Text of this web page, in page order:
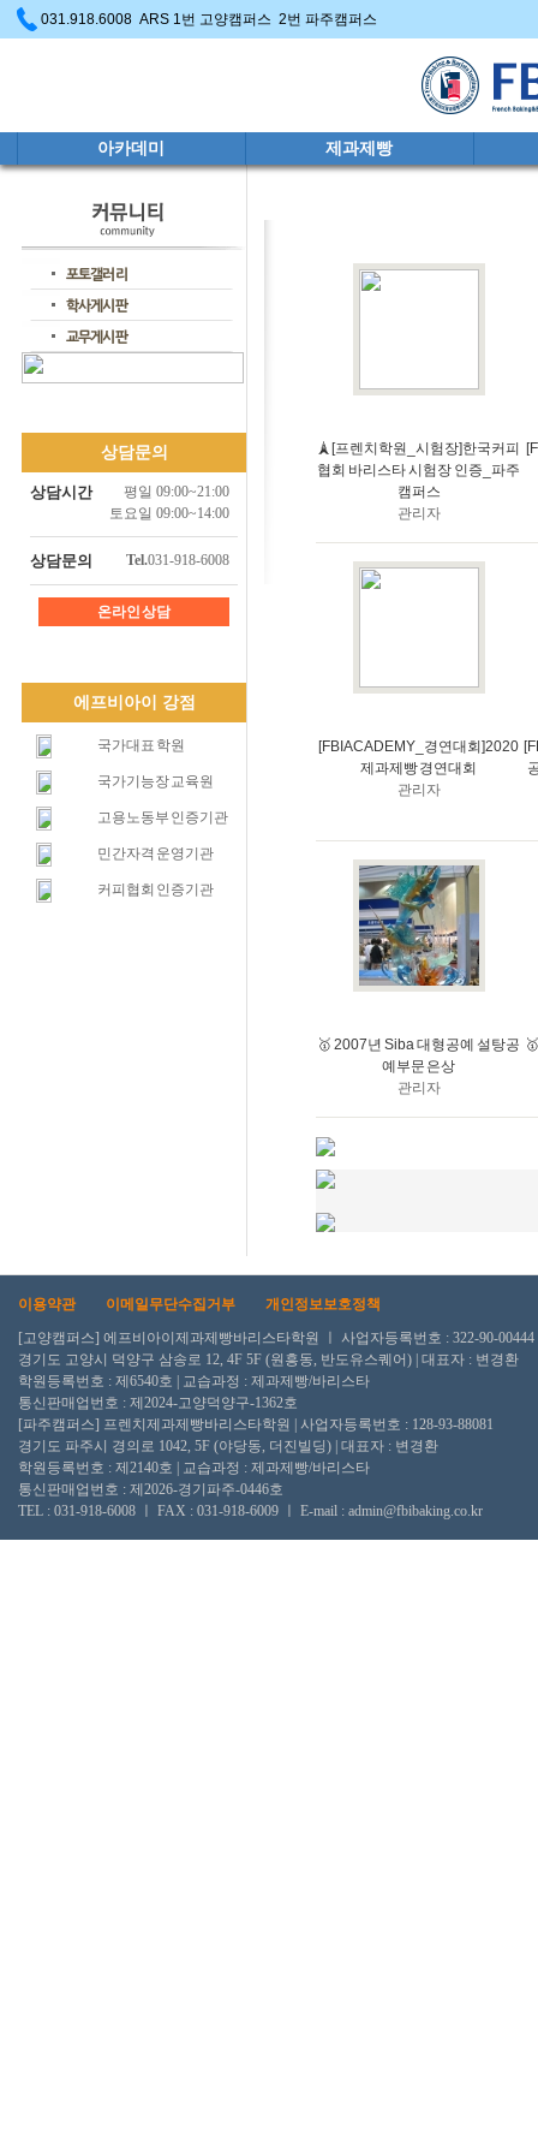
031.918.6008 ARS 1번 고양캠퍼스 2번 파주캠퍼스
아카데미 제과제빵
상담문의
상담시간
평일 09:00~21:00
토요일 09:00~14:00
상담문의 Tel.031-918-6008
온라인 상담
에프비아이 강점
국가대표 학원
국가기능장 교육원
고용노동부 인증기관
민간자격 운영기관
커피협회 인증기관
🗼[프렌치학원_시험장]한국커피
협회 바리스타 시험장 인증_파주
캠퍼스
관리자
[FBI ACADEMY_경연대회]2020
제과제빵 경연대회
관리자
🥇 2007년 Siba 대형공예 설탕공
예부문 은상
관리자
이용약관 이메일무단수집거부
개인정보보호정책
[고양캠퍼스] 에프비아이제과제빵바리스타학원 ㅣ 사업자등록번호 : 322-90-00444
경기도 고양시 덕양구 삼송로 12, 4F 5F (원흥동, 반도유스퀘어) | 대표자 : 변경환
학원등록번호 : 제6540호 | 교습과정 : 제과제빵/바리스타
통신판매업번호 : 제2024-고양덕양구-1362호
[파주캠퍼스] 프렌치제과제빵바리스타학원 | 사업자등록번호 : 128-93-88081
경기도 파주시 경의로 1042, 5F (야당동, 더진빌딩) | 대표자 : 변경환
학원등록번호 : 제2140호 | 교습과정 : 제과제빵/바리스타
통신판매업번호 : 제2026-경기파주-0446호
TEL : 031-918-6008 ㅣ FAX : 031-918-6009 ㅣ E-mail : admin@fbibaking.co.kr